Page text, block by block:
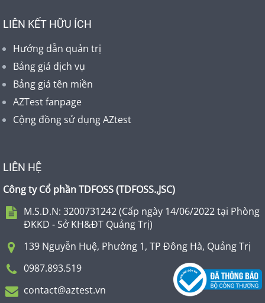
LIÊN KẾT HỮU ÍCH
Hướng dẫn quản trị
Bảng giá dịch vụ
Bảng giá tên miền
AZTest fanpage
Cộng đồng sử dụng AZtest
LIÊN HỆ
Công ty Cổ phần TDFOSS (TDFOSS.,JSC)
M.S.D.N: 3200731242 (Cấp ngày 14/06/2022 tại Phòng
ĐKKD - Sở KH&ĐT Quảng Trị)
139 Nguyễn Huệ, Phường 1, TP Đông Hà, Quảng Trị
0987.893.519
contact@aztest.vn